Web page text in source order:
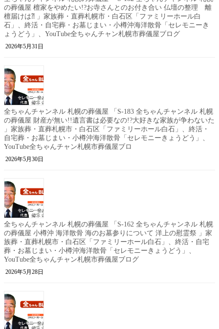
の葬儀屋 檀家をやめたい!?お寺さんとのお付き合い 仏壇の整理 離
檀届けは⁈ 」家族葬・直葬札幌市・白石区「ファミリーホール白
石」、終活・自宅葬・お墓じまい・小樽沖海洋散骨「セレモニーき
ょうどう」、YouTube全ちゃんチャン札幌市葬儀屋ブログ
2026年5月31日
全ちゃんチャンネル 札幌の葬儀屋 「S-183 全ちゃんチャンネル 札幌
の葬儀屋 財産が無い!!遺言書は必要なの!?大好きな家族が争わないた
」家族葬・直葬札幌市・白石区「ファミリーホール白石」、終活・
自宅葬・お墓じまい・小樽沖海洋散骨「セレモニーきょうどう」、
YouTube全ちゃんチャン札幌市葬儀屋ブロ
2026年5月30日
全ちゃんチャンネル 札幌の葬儀屋 「S-162 全ちゃんチャンネル 札幌
の葬儀屋 小樽沖 海洋散骨 海のお墓参りについて 洋上の慰霊祭 」家
族葬・直葬札幌市・白石区「ファミリーホール白石」、終活・自宅
葬・お墓じまい・小樽沖海洋散骨「セレモニーきょうどう」、
YouTube全ちゃんチャン札幌市葬儀屋ブログ
2026年5月28日